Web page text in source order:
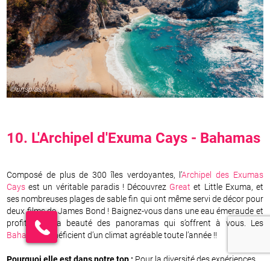
©unsplash
10. L'Archipel d'Exuma Cays - Bahamas
Composé de plus de 300 îles verdoyantes, l’Archipel des Exumas
Cays est un véritable paradis ! Découvrez Great et Little Exuma, et
ses nombreuses plages de sable fin qui ont même servi de décor pour
deux films de James Bond ! Baignez-vous dans une eau émeraude et
profitez de la beauté des panoramas qui s’offrent à vous. Les
Bahamasbénéficient d’un climat agréable toute l’année !!
Pourquoi elle est dans notre top : Pour la diversité des expériences